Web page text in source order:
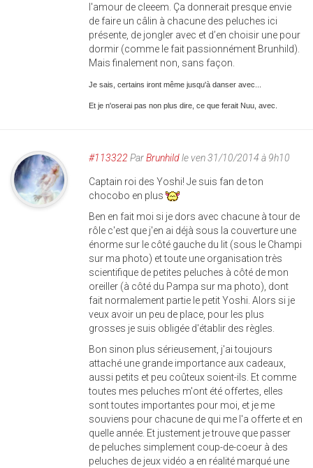
l'amour de cleeem. Ça donnerait presque envie
de faire un câlin à chacune des peluches ici
présente, de jongler avec et d’en choisir une pour
dormir (comme le fait passionnément Brunhild).
Mais finalement non, sans façon.
Je sais, certains iront même jusqu'à danser avec...
Et je n'oserai pas non plus dire, ce que ferait Nuu, avec.
#113322 ParBrunhildle ven 31/10/2014 à 9h10
Captain roi des Yoshi! Je suis fan de ton
chocobo en plus
Ben en fait moi si je dors avec chacune à tour de
rôle c'est que j'en ai déjà sous la couverture une
énorme sur le côté gauche du lit (sous le Champi
sur ma photo) et toute une organisation très
scientifique de petites peluches à côté de mon
oreiller (à côté du Pampa sur ma photo), dont
fait normalement partie le petit Yoshi. Alors si je
veux avoir un peu de place, pour les plus
grosses je suis obligée d'établir des règles.
Bon sinon plus sérieusement, j'ai toujours
attaché une grande importance aux cadeaux,
aussi petits et peu coûteux soient-ils. Et comme
toutes mes peluches m'ont été offertes, elles
sont toutes importantes pour moi, et je me
souviens pour chacune de qui me l'a offerte et en
quelle année. Et justement je trouve que passer
de peluches simplement coup-de-coeur à des
peluches de jeux vidéo a en réalité marqué une